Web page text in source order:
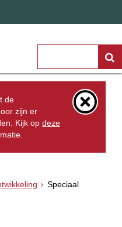
de
zijn er
Kijk opdeze
Speciaal